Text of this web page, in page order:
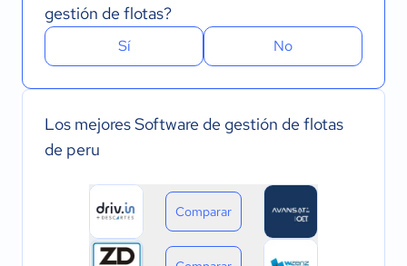
gestión de flotas?
Sí No
Los mejores Software de gestión de flotas
de peru
Comparar